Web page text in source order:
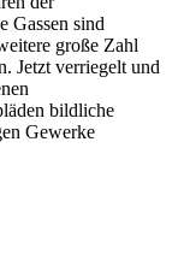
Gassen sind
große Zahl
Jetzt verriegelt und
bildliche
Gewerke